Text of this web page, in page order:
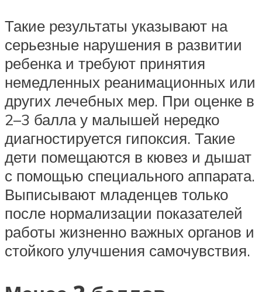
Такие результаты указывают на
серьезные нарушения в развитии
ребенка и требуют принятия
немедленных реанимационных или
других лечебных мер. При оценке в
2–3 балла у малышей нередко
диагностируется гипоксия. Такие
дети помещаются в кювез и дышат
с помощью специального аппарата.
Выписывают младенцев только
после нормализации показателей
работы жизненно важных органов и
стойкого улучшения самочувствия.